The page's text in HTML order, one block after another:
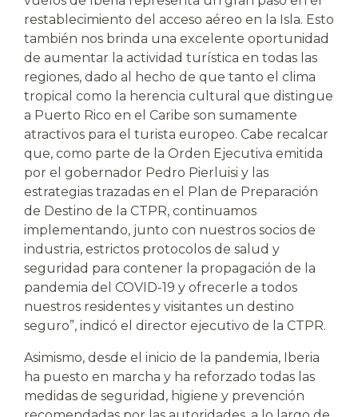
restablecimiento del acceso aéreo en la Isla. Esto
también nos brinda una excelente oportunidad
de aumentar la actividad turística en todas las
regiones, dado al hecho de que tanto el clima
tropical como la herencia cultural que distingue
a Puerto Rico en el Caribe son sumamente
atractivos para el turista europeo. Cabe recalcar
que, como parte de la Orden Ejecutiva emitida
por el gobernador Pedro Pierluisi y las
estrategias trazadas en el Plan de Preparación
de Destino de la CTPR, continuamos
implementando, junto con nuestros socios de
industria, estrictos protocolos de salud y
seguridad para contener la propagación de la
pandemia del COVID-19 y ofrecerle a todos
nuestros residentes y visitantes un destino
seguro”, indicó el director ejecutivo de la CTPR.
Asimismo, desde el inicio de la pandemia, Iberia
ha puesto en marcha y ha reforzado todas las
medidas de seguridad, higiene y prevención